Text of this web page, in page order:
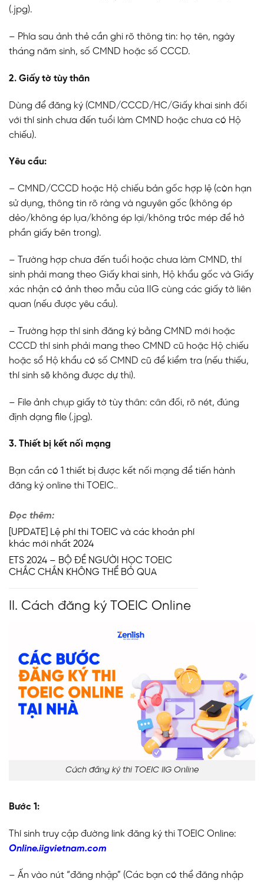
(.jpg).
– Phía sau ảnh thẻ cần ghi rõ thông tin: họ tên, ngày
tháng năm sinh, số CMND hoặc số CCCD.
2. Giấy tờ tùy thân
Dùng để đăng ký (CMND/CCCD/HC/Giấy khai sinh đối
với thí sinh chưa đến tuổi làm CMND hoặc chưa có Hộ
chiếu).
Yêu cầu:
– CMND/CCCD hoặc Hộ chiếu bản gốc hợp lệ (còn hạn
sử dụng, thông tin rõ ràng và nguyên gốc (không ép
dẻo/không ép lụa/không ép lại/không tróc mép để hở
phần giấy bên trong).
– Trường hợp chưa đến tuổi hoặc chưa làm CMND, thí
sinh phải mang theo Giấy khai sinh, Hộ khẩu gốc và Giấy
xác nhận có ảnh theo mẫu của IIG cùng các giấy tờ liên
quan (nếu được yêu cầu).
– Trường hợp thí sinh đăng ký bằng CMND mới hoặc
CCCD thí sinh phải mang theo CMND cũ hoặc Hộ chiếu
hoặc sổ Hộ khẩu có số CMND cũ để kiểm tra (nếu thiếu,
thí sinh sẽ không được dự thi).
– File ảnh chụp giấy tờ tùy thân: cân đối, rõ nét, đúng
định dạng file (.jpg).
3. Thiết bị kết nối mạng
Bạn cần có 1 thiết bị được kết nối mạng để tiến hành
đăng ký online thi TOEIC..
Đọc thêm:
[UPDATE] Lệ phí thi TOEIC và các khoản phí
khác mới nhất 2024
ETS 2024 – BỘ ĐỀ NGƯỜI HỌC TOEIC
CHẮC CHẮN KHÔNG THỂ BỎ QUA
II. Cách đăng ký TOEIC Online
Cách đăng ký thi TOEIC IIG Online
Bước 1:
Thí sinh truy cập đường link đăng ký thi TOEIC Online:
Online.iigvietnam.com
– Ấn vào nút “đăng nhập” (Các bạn có thể đăng nhập